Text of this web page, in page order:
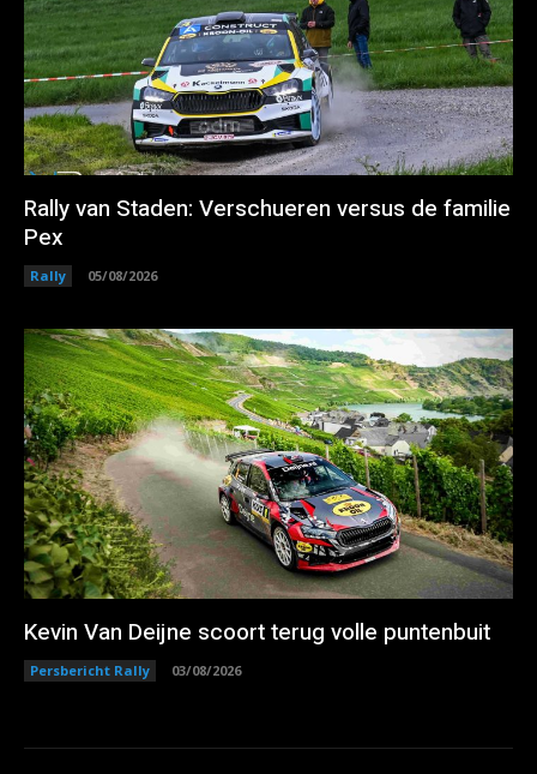
Rally van Staden: Verschueren versus de familie
Pex
Rally 05/08/2026
Kevin Van Deijne scoort terug volle puntenbuit
Persbericht Rally 03/08/2026